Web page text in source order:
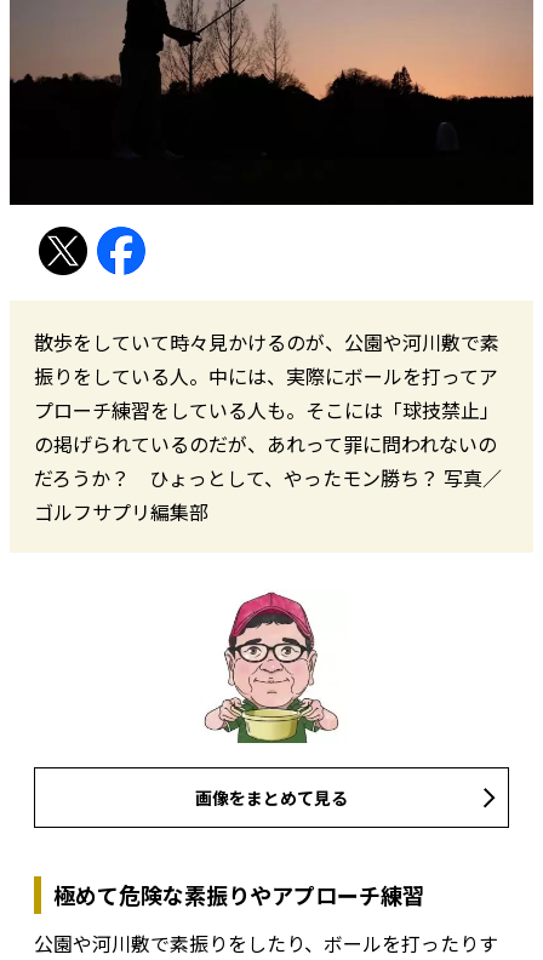
散歩をしていて時々見かけるのが、公園や河川敷で素
振りをしている人。中には、実際にボールを打ってア
プローチ練習をしている人も。そこには「球技禁止」
の掲げられているのだが、あれって罪に問われないの
だろうか？ ひょっとして、やったモン勝ち？ 写真／
ゴルフサプリ編集部
画像をまとめて見る
極めて危険な素振りやアプローチ練習
公園や河川敷で素振りをしたり、ボールを打ったりす